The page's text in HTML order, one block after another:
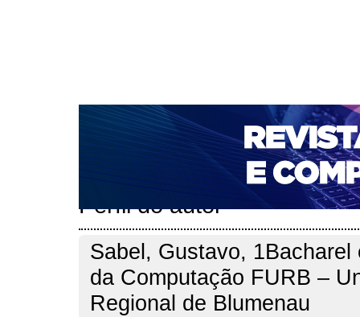
CAPA SOBRE ACESSO CADASTRO
NOTÍCIAS
PORTAL DE REVISTAS DA UNIFACS
PARA AVALIADORES
NOVA SUBMISSÃO
Perfil do autor
Sabel, Gustavo, 1Bacharel
da Computação FURB –
Regional de Blumenau